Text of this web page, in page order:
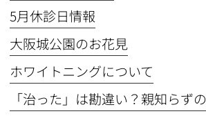
5月休診日情報
⼤阪城公園のお花⾒
ホワイトニングについて